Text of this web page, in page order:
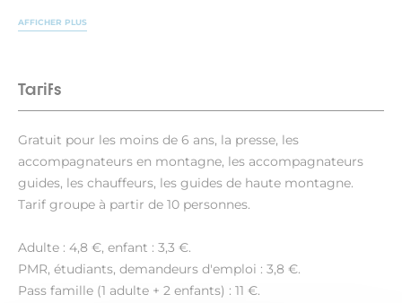
AFFICHER PLUS
Tarifs
Gratuit pour les moins de 6 ans, la presse, les
accompagnateurs en montagne, les accompagnateurs
guides, les chauffeurs, les guides de haute montagne.
Tarif groupe à partir de 10 personnes.
Adulte : 4,8 €, enfant : 3,3 €.
PMR, étudiants, demandeurs d'emploi : 3,8 €.
Pass famille (1 adulte + 2 enfants) : 11 €.